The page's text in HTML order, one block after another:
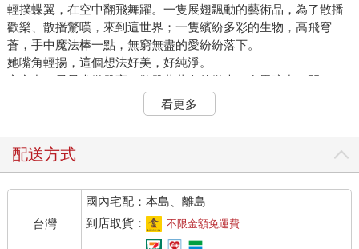
輕撲蝶翼，在空中翻飛舞躍。一隻展翅飄動的藝術品，為了散播
歡樂、散播驚嘆，來到這世界；一隻繽紛多彩的生物，高飛穹
蒼，手中魔法棒一點，無窮無盡的愛紛紛落下。
她嘴角輕揚，這個想法好美，好純淨。
夜空中，星星幽微發亮，散發著蒼白的微光，在黑暗中一閃一
爍。星輝舒暢，微風瀝瀝，樹葉沙沙作響，令人心曠神怡。
她全身無法動彈，也不想動，否則從夢中醒來後，痛楚會再度來
無數的畫面一幅又一幅閃現眼前，她和哥哥在沙丘上蹦蹦跳跳，
可以？她不是第一次在沙丘上嘗到真正的自由了。
她身體下方閃過美麗的光球，彷彿海面磷光來來回回湧流，她露
出了微笑。她從未看過海面磷光，但那情景一定就是這幅景致。
流淌在深谷裡的海面磷光，或是液態黃金。
看更多
配送方式
台灣
國內宅配：本島、離島
到店取貨：
不限金額免運費